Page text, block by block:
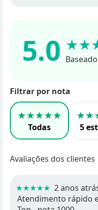
5.0
Filtrar por nota
★★★★★
Todas 5
Avaliações dos clientes
★★★★★ 2 anos
Atendimento rápido